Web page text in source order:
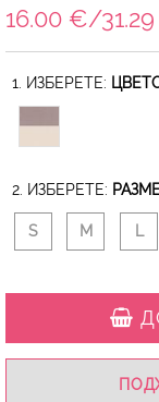
16.00 €/
1. ИЗБЕРЕТЕ:
2. ИЗБЕРЕТЕ:
S M L